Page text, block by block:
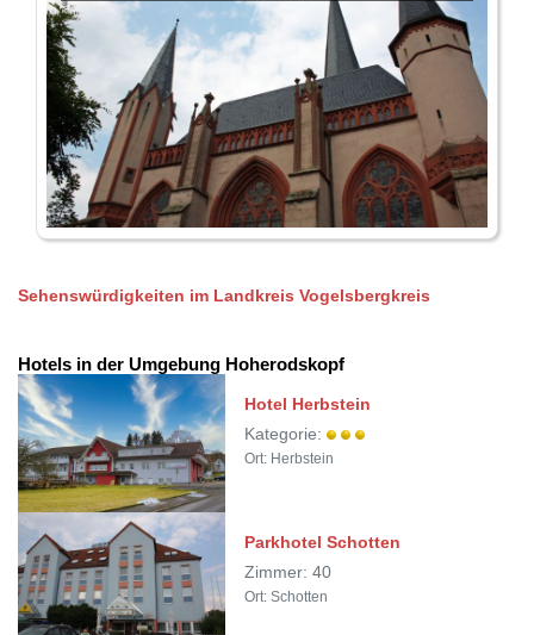
Sehenswürdigkeiten im Landkreis Vogelsbergkreis
Hotels in der Umgebung Hoherodskopf
Hotel Herbstein
Kategorie:
Ort: Herbstein
Parkhotel Schotten
Zimmer: 40
Ort: Schotten